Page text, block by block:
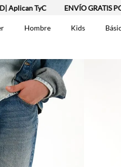
TyC ENVÍO GRATIS POR
Hombre Kids
1. Vestidos
2. Lino
3. Camisetas
4. Chaqueta
5. Bermuda
6. Jean Hombre
7. Vestido